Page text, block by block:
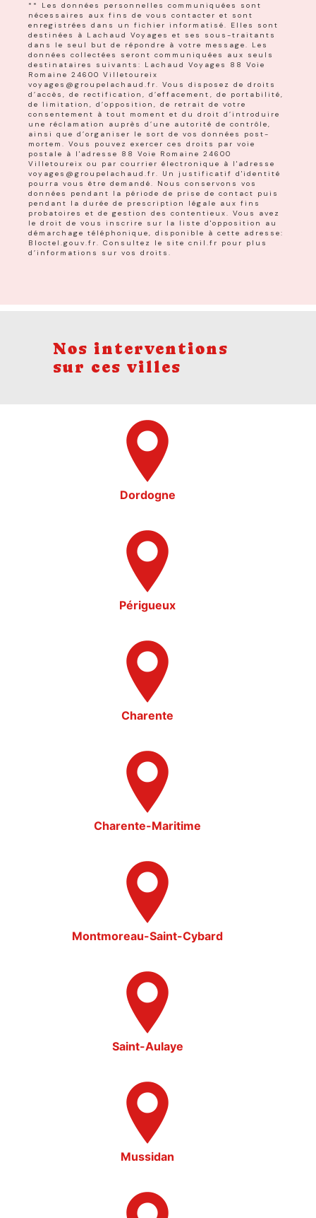
** Les données personnelles communiquées sont
nécessaires aux fins de vous contacter et sont
enregistrées dans un fichier informatisé. Elles sont
destinées à Lachaud Voyages et ses sous-traitants
dans le seul but de répondre à votre message. Les
données collectées seront communiquées aux seuls
destinataires suivants: Lachaud Voyages 88 Voie
Romaine 24600 Villetoureix
voyages@groupelachaud.fr. Vous disposez de droits
d’accès, de rectification, d’effacement, de portabilité,
de limitation, d’opposition, de retrait de votre
consentement à tout moment et du droit d’introduire
une réclamation auprès d’une autorité de contrôle,
ainsi que d’organiser le sort de vos données post-
mortem. Vous pouvez exercer ces droits par voie
postale à l'adresse 88 Voie Romaine 24600
Villetoureix ou par courrier électronique à l'adresse
voyages@groupelachaud.fr. Un justificatif d'identité
pourra vous être demandé. Nous conservons vos
données pendant la période de prise de contact puis
pendant la durée de prescription légale aux fins
probatoires et de gestion des contentieux. Vous avez
le droit de vous inscrire sur la liste d'opposition au
démarchage téléphonique, disponible à cette adresse:
Bloctel.gouv.fr. Consultez le site cnil.fr pour plus
d’informations sur vos droits.
Nos interventions
sur ces villes
Dordogne
Périgueux
Charente
Charente-Maritime
Montmoreau-Saint-Cybard
Saint-Aulaye
Mussidan